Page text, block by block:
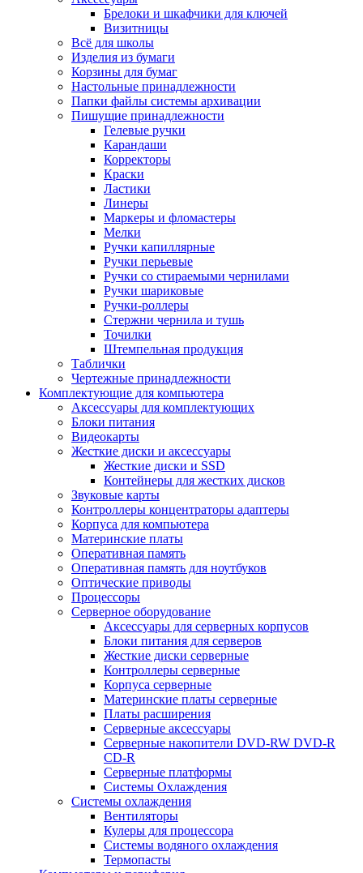
Брелоки и шкафчики для ключей
Визитницы
Всё для школы
Изделия из бумаги
Корзины для бумаг
Настольные принадлежности
Папки файлы системы архивации
Пишущие принадлежности
Гелевые ручки
Карандаши
Корректоры
Краски
Ластики
Линеры
Маркеры и фломастеры
Мелки
Ручки капиллярные
Ручки перьевые
Ручки со стираемыми чернилами
Ручки шариковые
Ручки-роллеры
Стержни чернила и тушь
Точилки
Штемпельная продукция
Таблички
Чертежные принадлежности
Комплектующие для компьютера
Аксессуары для комплектующих
Блоки питания
Видеокарты
Жесткие диски и аксессуары
Жесткие диски и SSD
Контейнеры для жестких дисков
Звуковые карты
Контроллеры концентраторы адаптеры
Корпуса для компьютера
Материнские платы
Оперативная память
Оперативная память для ноутбуков
Оптические приводы
Процессоры
Серверное оборудование
Аксессуары для серверных корпусов
Блоки питания для серверов
Жесткие диски серверные
Контроллеры серверные
Корпуса серверные
Материнские платы серверные
Платы расширения
Серверные аксессуары
Серверные накопители DVD-RW DVD-R
CD-R
Серверные платформы
Системы Охлаждения
Системы охлаждения
Вентиляторы
Кулеры для процессора
Системы водяного охлаждения
Термопасты